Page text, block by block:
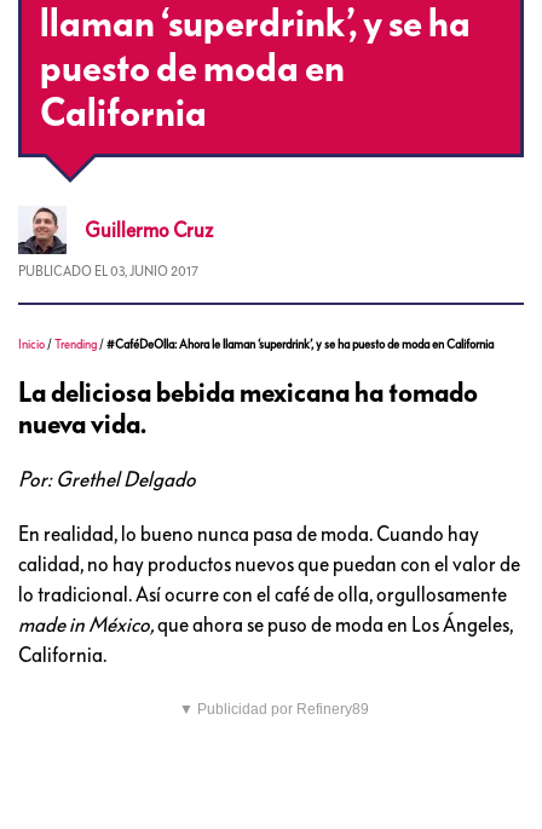
llaman ‘superdrink’, y se ha
puesto de moda en
California
Guillermo Cruz
PUBLICADO EL 03, JUNIO 2017
Inicio /Trending /#CaféDeOlla: Ahora le llaman ‘superdrink’, y se ha puesto de moda en California
La deliciosa bebida mexicana ha tomado
nueva vida.
Por: Grethel Delgado
En realidad, lo bueno nunca pasa de moda. Cuando hay
calidad, no hay productos nuevos que puedan con el valor de
lo tradicional. Así ocurre con el café de olla, orgullosamente
made in México,que ahora se puso de moda en Los Ángeles,
California.
▼ Publicidad por Refinery89